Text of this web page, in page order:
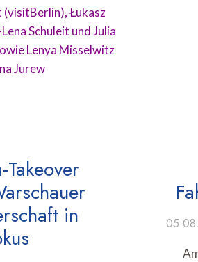
in